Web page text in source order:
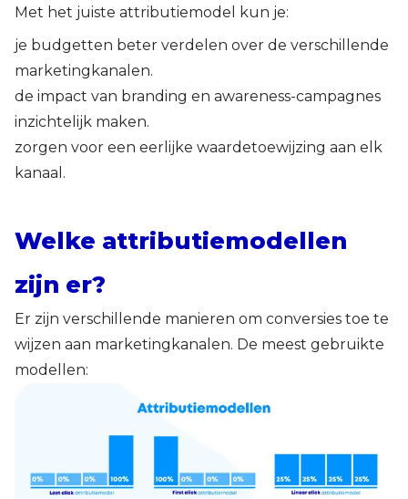
Met het juiste attributiemodel kun je:
je budgetten beter verdelen over de verschillende
marketingkanalen.
de impact van branding en awareness-campagnes
inzichtelijk maken.
zorgen voor een eerlijke waardetoewijzing aan elk
kanaal.
Welke attributiemodellen
zijn er?
Er zijn verschillende manieren om conversies toe te
wijzen aan marketingkanalen. De meest gebruikte
modellen: